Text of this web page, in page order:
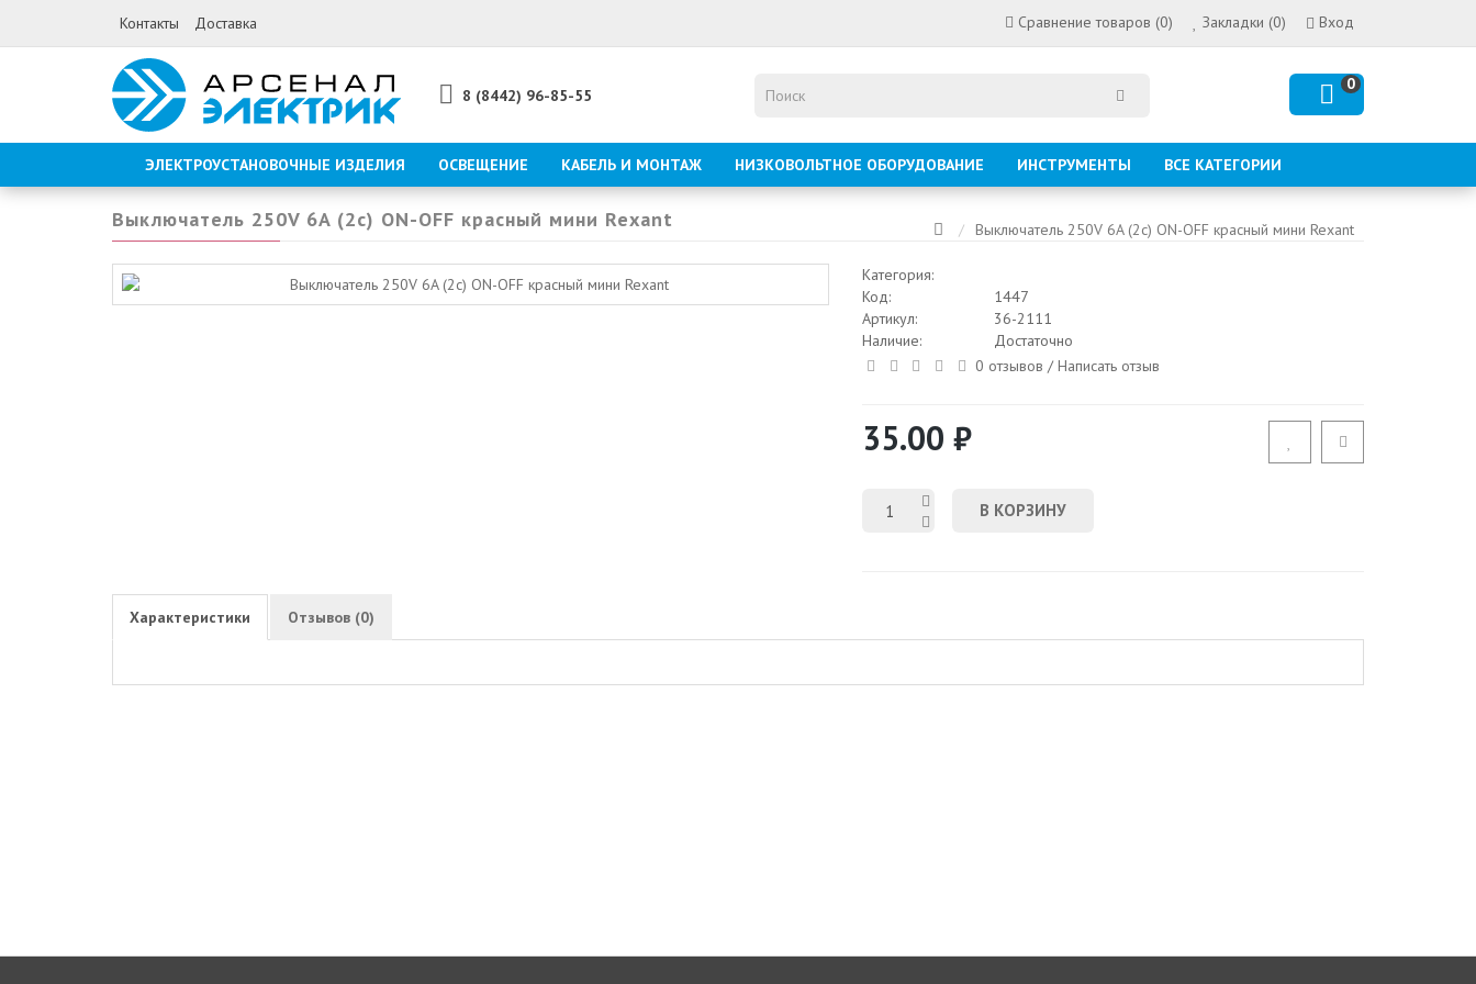
Контакты Доставка Вход
Закладки (0)
Сравнение товаров (0)
8 (8442) 96-85-55
0
ЭЛЕКТРОУСТАНОВОЧНЫЕ ИЗДЕЛИЯ ОСВЕЩЕНИЕ КАБЕЛЬ И МОНТАЖ НИЗКОВОЛЬТНОЕ ОБОРУДОВАНИЕ ИНСТРУМЕНТЫ ВСЕ КАТЕГОРИИ
Выключатель 250V 6A (2c) ON-OFF красный мини Rexant
Выключатель 250V 6A (2c) ON-OFF красный мини Rexant
Категория:
Код:
1447
Артикул:
36-2111
Наличие:
Достаточно
0 отзывов /Написать отзыв
35.00 ₽
В КОРЗИНУ
Характеристики Отзывов (0)